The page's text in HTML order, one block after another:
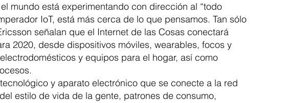
mundo está experimentando con dirección al “todo
IoT, está más cerca de lo que pensamos. Tan sólo
señalan que el Internet de las Cosas conectará
2020, desde dispositivos móviles, wearables, focos y
y equipos para el hogar, así como
y aparato electrónico que se conecte a la red
estilo de vida de la gente, patrones de consumo,